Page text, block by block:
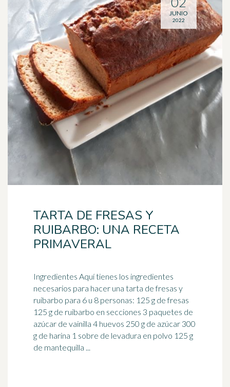
TARTA DE FRESAS Y
RUIBARBO: UNA RECETA
PRIMAVERAL
Ingredientes Aquí tienes los ingredientes
necesarios para hacer una tarta de fresas y
ruibarbo para 6 u 8 personas: 125 g de fresas
125 g de ruibarbo en secciones 3 paquetes de
azúcar de vainilla 4 huevos 250 g de azúcar 300
g de harina 1 sobre de levadura en polvo 125 g
de mantequilla ...
JUNIO
2022